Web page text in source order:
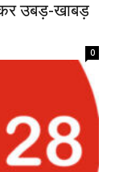
उबड़-खाबड़
0